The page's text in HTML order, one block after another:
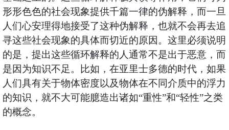
形形色色的社会现象提供千篇一律的伪解释，而一旦
人们心安理得地接受了这种伪解释，也就不会再去追
寻这些社会现象的具体而切近的原因。这里必须说明
的是，提出这些循环解释的人通常不是出于恶意，而
是因为知识不足。比如，在亚里士多德的时代，如果
人们具有关于物体密度以及物体在不同介质中的浮力
的知识，就不大可能臆造出诸如“重性”和“轻性”之类
的概念。